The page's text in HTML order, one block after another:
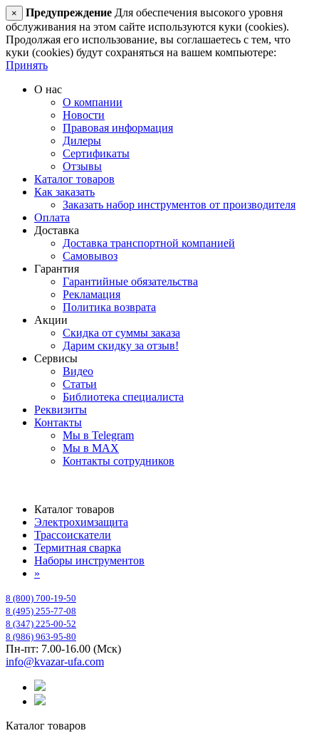
× Предупреждение Для обеспечения высокого уровня
обслуживания на этом сайте используются куки (cookies).
Продолжая его использование, вы соглашаетесь с тем, что
куки (cookies) будут сохраняться на вашем компьютере:
Принять
О нас
О компании
Новости
Правовая информация
Дилеры
Сертификаты
Отзывы
Каталог товаров
Как заказать
Заказать набор инструментов от производителя
Оплата
Доставка
Доставка транспортной компанией
Самовывоз
Гарантия
Гарантийные обязательства
Рекламация
Политика возврата
Акции
Скидка от суммы заказа
Дарим скидку за отзыв!
Сервисы
Видео
Статьи
Библиотека специалиста
Реквизиты
Контакты
Мы в Telegram
Мы в MAX
Контакты сотрудников
Каталог товаров
Электрохимзащита
Трассоискатели
Термитная сварка
Наборы инструментов
»
8 (800) 700-19-50
8 (495) 255-77-08
8 (347) 225-00-52
8 (986) 963-95-80
Пн-пт: 7.00-16.00 (Мск)
info@kvazar-ufa.com
Каталог товаров